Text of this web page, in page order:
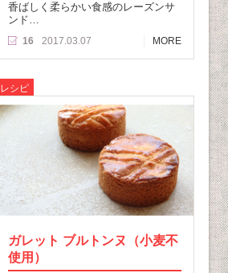
香ばしく柔らかい食感のレーズンサ
ンド…
16 2017.03.07 MORE
レシピ
ガレット ブルトンヌ（小麦不
使用）